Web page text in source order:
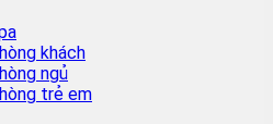
khách
ngủ
trẻ em